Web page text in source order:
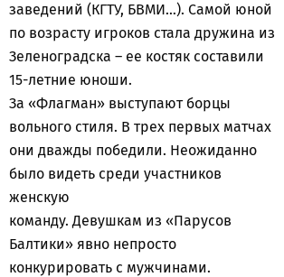
заведений (КГТУ, БВМИ…). Самой юной
по возрасту игроков стала дружина из
Зеленоградска – ее костяк составили
15-летние юноши.
За «Флагман» выступают борцы
вольного стиля. В трех первых матчах
они дважды победили. Неожиданно
было видеть среди участников
женскую
команду. Девушкам из «Парусов
Балтики» явно непросто
конкурировать с мужчинами.